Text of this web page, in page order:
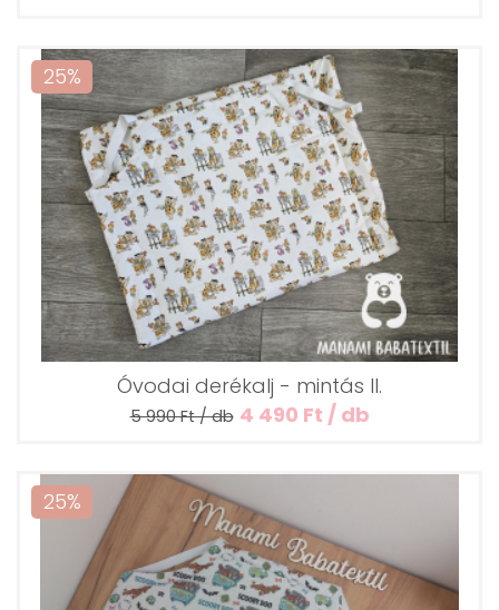
Óvodai derékalj - mintás II.
5 990 Ft / db 4 490 Ft / db
25%
25%